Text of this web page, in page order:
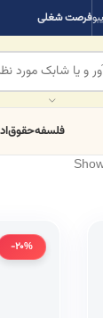
فرصت شغلی
فلسفهحقوق
-20%